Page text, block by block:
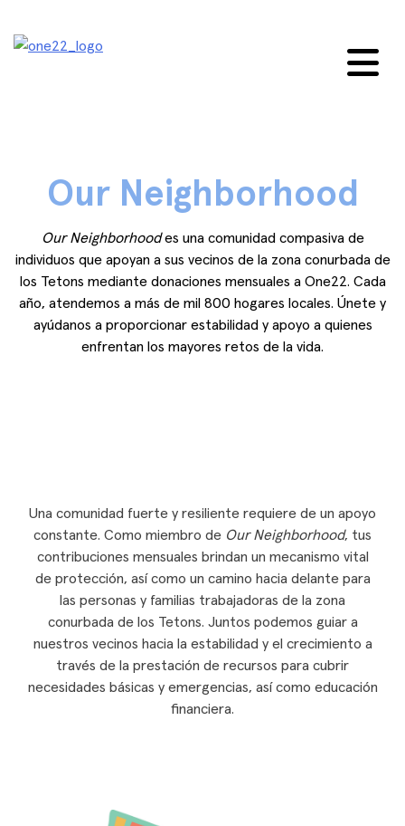
contenido
Our Neighborhood
Our Neighborhoodes una comunidad compasiva de
individuos que apoyan a sus vecinos de la zona conurbada de
los Tetons mediante donaciones mensuales a One22. Cada
año, atendemos a más de mil 800 hogares locales. Únete y
ayúdanos a proporcionar estabilidad y apoyo a quienes
enfrentan los mayores retos de la vida.
Una comunidad fuerte y resiliente requiere de un apoyo
constante. Como miembro de Our Neighborhood, tus
contribuciones mensuales brindan un mecanismo vital
de protección, así como un camino hacia delante para
las personas y familias trabajadoras de la zona
conurbada de los Tetons. Juntos podemos guiar a
nuestros vecinos hacia la estabilidad y el crecimiento a
través de la prestación de recursos para cubrir
necesidades básicas y emergencias, así como educación
financiera.